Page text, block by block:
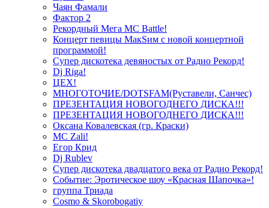
Чаян Фамали
Фактор 2
Рекордный Мега МС Battle!
Концерт певицы МакSим с новой концертной
программой!
Супер дискотека девяностых от Радио Рекорд!
Dj Riga!
ЦЕХ!
МНОГОТОЧИЕ/DOTSFAM(Руставели, Санчес)
ПРЕЗЕНТАЦИЯ НОВОГОДНЕГО ДИСКА!!!
ПРЕЗЕНТАЦИЯ НОВОГОДНЕГО ДИСКА!!!
Оксана Ковалевская (гр. Краски)
MC Zali!
Егор Крид
Dj Rublev
Супер дискотека двадцатого века от Радио Рекорд!
Событие: Эротическое шоу «Красная Шапочка»!
группа Триада
Cosmo & Skorobogatiy